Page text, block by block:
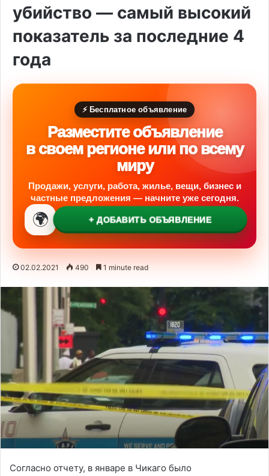
убийство — самый высокий
показатель за последние 4
года
⚡ Бесплатное объявление
Разместите объявление
в своем регионе или по всему
миру
Продажи, услуги, работа, жилье, вещи, бизнес и
частные предложения — начните уже сегодня.
🌍 + ДОБАВИТЬ ОБЪЯВЛЕНИЕ
02.02.2021 490 1 minute read
Согласно отчету, в январе в Чикаго было